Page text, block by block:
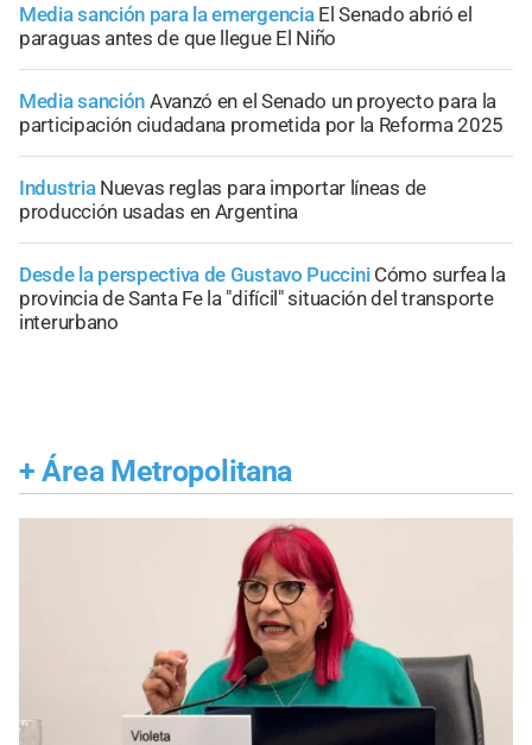
Media sanción para la emergencia El Senado abrió el
paraguas antes de que llegue El Niño
Media sanción Avanzó en el Senado un proyecto para la
participación ciudadana prometida por la Reforma 2025
Industria Nuevas reglas para importar líneas de
producción usadas en Argentina
Desde la perspectiva de Gustavo Puccini Cómo surfea la
provincia de Santa Fe la "difícil" situación del transporte
interurbano
+ Área Metropolitana